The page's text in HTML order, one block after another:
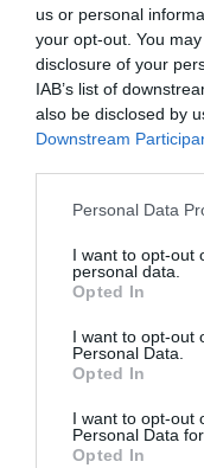
us or personal
your opt-out. You
disclosure of your
IAB’s list of
also be disclosed by
Downstream
Please note that this
not limited to your
grant or deny
use your data for
consent section.
Personal Data
I want to opt-out
personal data.
Opted In
I want to opt-out
Personal Data.
Opted In
I want to opt-out
Personal Data
Opted In
Και κάπου εδώ
στο Μπατσί και